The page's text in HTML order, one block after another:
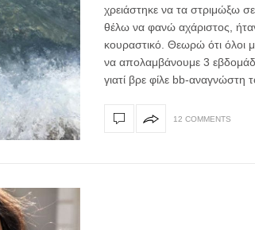
χρειάστηκε να τα στριμώξω
θέλω να φανώ αχάριστος,
κουραστικό. Θεωρώ ότι
να απολαμβάνουμε 3
γιατί βρε φίλε bb-αναγνώστη
12 COMMENTS